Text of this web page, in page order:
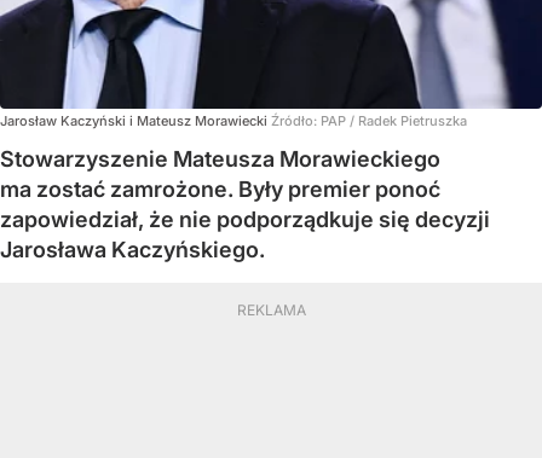
Jarosław Kaczyński i Mateusz Morawiecki Źródło: PAP / Radek Pietruszka
Stowarzyszenie Mateusza Morawieckiego
ma zostać zamrożone. Były premier ponoć
zapowiedział, że nie podporządkuje się decyzji
Jarosława Kaczyńskiego.